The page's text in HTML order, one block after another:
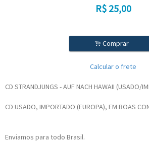
R$ 25,00
. Comprar
Calcular o frete
CD STRANDJUNGS - AUF NACH HAWAII (USADO/
CD USADO, IMPORTADO (EUROPA), EM BOAS
Enviamos para todo Brasil.